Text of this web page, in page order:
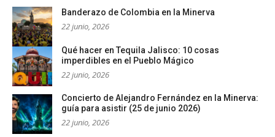
Banderazo de Colombia en la Minerva
22 junio, 2026
Qué hacer en Tequila Jalisco: 10 cosas
imperdibles en el Pueblo Mágico
22 junio, 2026
Concierto de Alejandro Fernández en la Minerva:
guía para asistir (25 de junio 2026)
22 junio, 2026